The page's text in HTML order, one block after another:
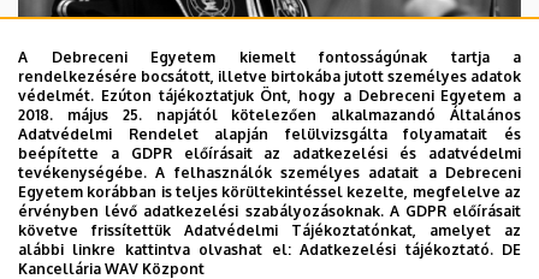
2026. augusztus 5.
Díszdoktorát gyászolja a Debreceni
Egyetem
INTÉZMÉNYI TTK TUDOMÁNY
A Debreceni Egyetem kiemelt fontosságúnak tartja a
rendelkezésére bocsátott, illetve birtokába jutott személyes adatok
védelmét. Ezúton tájékoztatjuk Önt, hogy a Debreceni Egyetem a
2018. május 25. napjától kötelezően alkalmazandó Általános
Adatvédelmi Rendelet alapján felülvizsgálta folyamatait és
beépítette a GDPR előírásait az adatkezelési és adatvédelmi
tevékenységébe. A felhasználók személyes adatait a Debreceni
Egyetem korábban is teljes körültekintéssel kezelte, megfelelve az
érvényben lévő adatkezelési szabályozásoknak. A GDPR előírásait
követve frissítettük Adatvédelmi Tájékoztatónkat, amelyet az
alábbi linkre kattintva olvashat el:Adatkezelési tájékoztató. DE
Kancellária WAV Központ